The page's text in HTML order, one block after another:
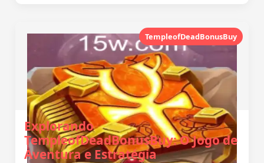
TempleofDeadBonusBuy
Explorando
TempleofDeadBonusBuy: O Jogo de
Aventura e Estratégia